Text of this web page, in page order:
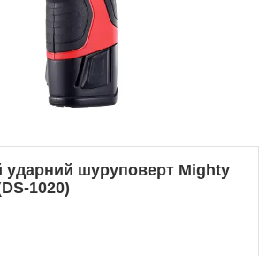
ударний шуруповерт Mighty
1020)